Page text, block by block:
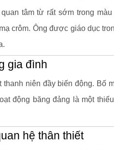
tâm từ rất sớm trong
crôm. Ông được giáo dục
gia đình
thanh niên đầy biến động. Bố
động băng đảng là một
hệ thân thiết